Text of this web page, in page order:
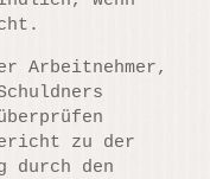
Arbeitnehmer,
zu der
durch den